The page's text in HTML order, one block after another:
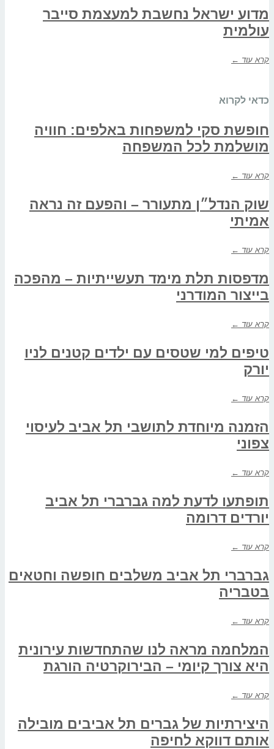
מדוע ישראל נחשבת למעצמת סייבר
עולמית
קרא עוד ←
כדאי לקרוא
חופשת סקי למשפחות באלפים: חוויה
מושלמת לכל המשפחה
קרא עוד ←
שוק הנדל״ן מתעורר – והפעם זה נראה
אמיתי
קרא עוד ←
מדפסות תלת מימד תעשייתיות – מהפכה
בייצור המודרני
קרא עוד ←
טיפים למי שטסים עם ילדים קטנים לניו
יורק
קרא עוד ←
הזמנה מיוחדת לתושבי תל אביב לעיסוי
צפוני
קרא עוד ←
תופתעו לדעת למה גברברי תל אביב
יורדים דרומה
קרא עוד ←
גברברי תל אביב משלבים חופשה וחטאים
בטבריה
קרא עוד ←
המלחמה מראה לנו שהתחדשות עירונית
היא צורך קיומי – הבירוקרטיה הורגת
קרא עוד ←
היצירתיות של גברים תל אביבים מובילה
אותם דווקא לחיפה